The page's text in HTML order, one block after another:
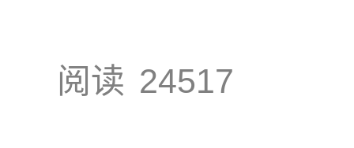
阅读 24517